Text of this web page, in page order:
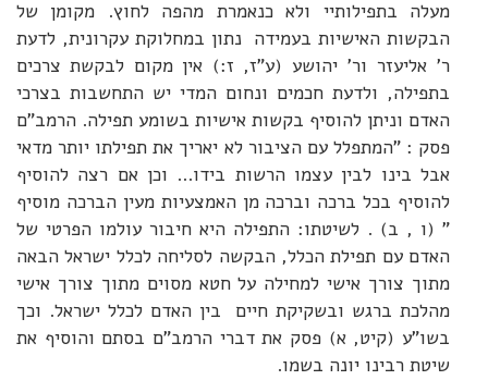
מעלה בתפילותיי ולא כנאמרת מהפה לחוץ. מקומן של
הבקשות האישיות בעמידה נתון במחלוקת עקרונית, לדעת
ר' אליעזר ור' יהושע (ע"ז, ז:) אין מקום לבקשת צרכים
בתפילה, ולדעת חכמים ונחום המדי יש התחשבות בצרכי
האדם וניתן להוסיף בקשות אישיות בשומע תפילה. הרמב"ם
פסק : "המתפלל עם הציבור לא יאריך את תפילתו יותר מדאי
אבל בינו לבין עצמו הרשות בידו... וכן אם רצה להוסיף
להוסיף בכל ברכה וברכה מן האמצעיות מעין הברכה מוסיף
" (ו , ב) . לשיטתו: התפילה היא חיבור עולמו הפרטי של
האדם עם תפילת הכלל, הבקשה לסליחה לכלל ישראל הבאה
מתוך צורך אישי למחילה על חטא מסוים מתוך צורך אישי
מהלכת ברגש ובשקיקת חיים בין האדם לכלל ישראל. וכך
בשו"ע (קיט, א) פסק את דברי הרמב"ם בסתם והוסיף את
שיטת רבינו יונה בשמו.